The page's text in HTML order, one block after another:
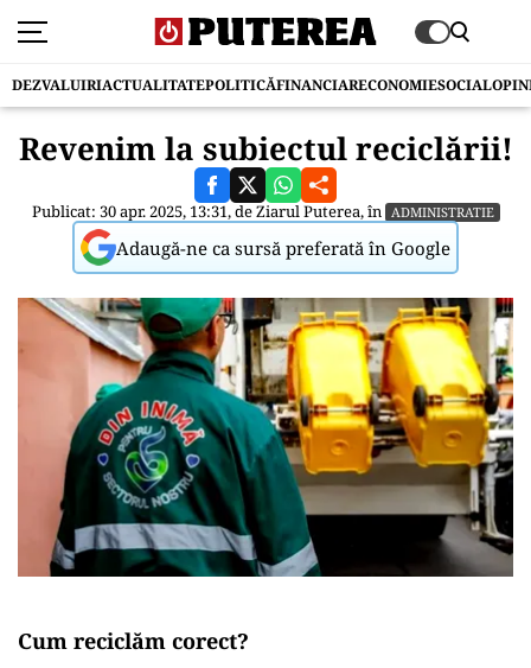
DEZVALUIRIACTUALITATEPOLITICĂFINANCIARECONOMIESOCIAL
Revenim la subiectul reciclării!
Publicat: 30 apr. 2025, 13:31, deZiarul Puterea, în ADMINISTRATIE
Adaugă-ne ca sursă preferată în Google
Cum reciclăm corect?